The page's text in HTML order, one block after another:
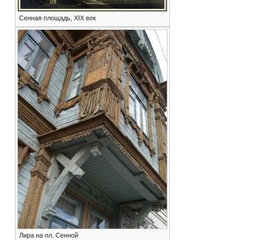
Сенная площадь, XIX век
Лира на пл. Сенной